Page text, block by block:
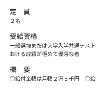
SELFBRAND特集ページ
オープンキャンパスな
オープンキャンパス検索
定 員
２名
受給資格
一般選抜または大学入学共通テス
おける成績が極めて優秀な者
概 要
○給付金額は月額２万５千円 ○給